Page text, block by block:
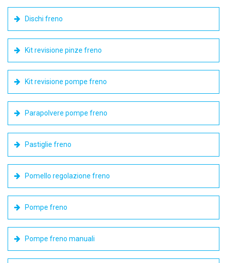
Dischi freno
Kit revisione pinze freno
Kit revisione pompe freno
Parapolvere pompe freno
Pastiglie freno
Pomello regolazione freno
Pompe freno
Pompe freno manuali